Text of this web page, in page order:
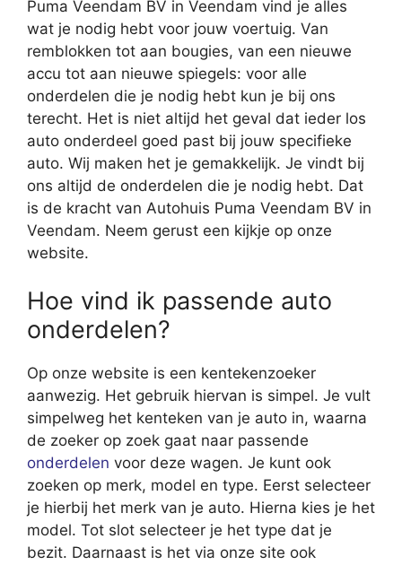
Puma Veendam BV in Veendam vind je alles
wat je nodig hebt voor jouw voertuig. Van
remblokken tot aan bougies, van een nieuwe
accu tot aan nieuwe spiegels: voor alle
onderdelen die je nodig hebt kun je bij ons
terecht. Het is niet altijd het geval dat ieder los
auto onderdeel goed past bij jouw specifieke
auto. Wij maken het je gemakkelijk. Je vindt bij
ons altijd de onderdelen die je nodig hebt. Dat
is de kracht van Autohuis Puma Veendam BV in
Veendam. Neem gerust een kijkje op onze
website.
Hoe vind ik passende auto
onderdelen?
Op onze website is een kentekenzoeker
aanwezig. Het gebruik hiervan is simpel. Je vult
simpelweg het kenteken van je auto in, waarna
de zoeker op zoek gaat naar passende
onderdelen voor deze wagen. Je kunt ook
zoeken op merk, model en type. Eerst selecteer
je hierbij het merk van je auto. Hierna kies je het
model. Tot slot selecteer je het type dat je
bezit. Daarnaast is het via onze site ook